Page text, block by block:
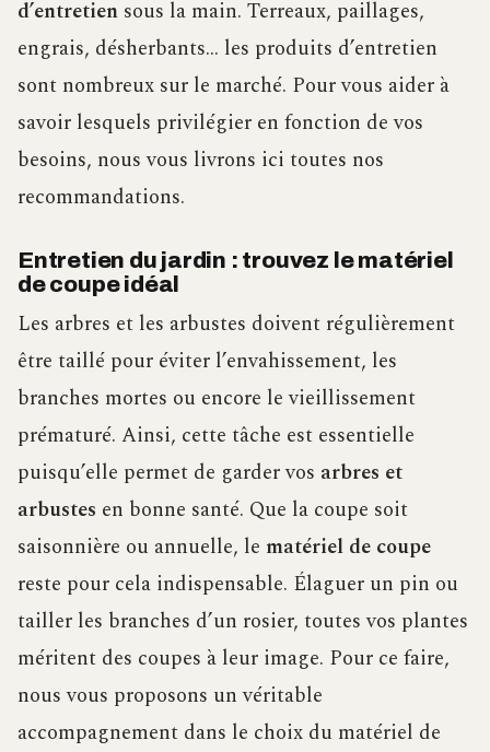
d’entretien sous la main. Terreaux, paillages,
engrais, désherbants… les produits d’entretien
sont nombreux sur le marché. Pour vous aider à
savoir lesquels privilégier en fonction de vos
besoins, nous vous livrons ici toutes nos
recommandations.
Entretien du jardin : trouvez le matériel
de coupe idéal
Les arbres et les arbustes doivent régulièrement
être taillé pour éviter l’envahissement, les
branches mortes ou encore le vieillissement
prématuré. Ainsi, cette tâche est essentielle
puisqu’elle permet de garder vos arbres et
arbustes en bonne santé. Que la coupe soit
saisonnière ou annuelle, le matériel de coupe
reste pour cela indispensable. Élaguer un pin ou
tailler les branches d’un rosier, toutes vos plantes
méritent des coupes à leur image. Pour ce faire,
nous vous proposons un véritable
accompagnement dans le choix du matériel de